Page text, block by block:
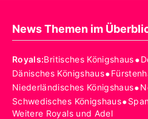
News Themen im
Royals:Britisches Königshaus•
Dänisches Königshaus•
Niederländisches Königshaus•
Schwedisches Königshaus•
Weitere Royals und Adel